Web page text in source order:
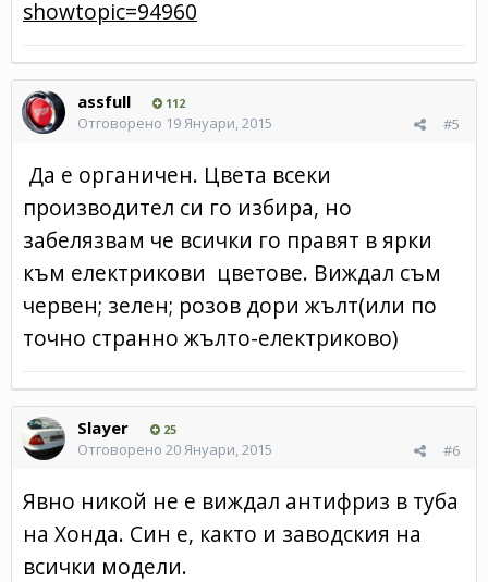
showtopic=94960
assfull 112
#5
Отговорено 19 Януари, 2015
Да е органичен. Цвета всеки
производител си го избира, но
забелязвам че всички го правят в ярки
към електрикови цветове. Виждал съм
червен; зелен; розов дори жълт(или по
точно странно жълто-електриково)
Slayer 25
#6
Отговорено 20 Януари, 2015
Явно никой не е виждал антифриз в туба
на Хонда. Син е, както и заводския на
всички модели.